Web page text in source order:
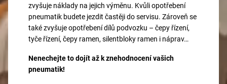
zvyšuje náklady na jejich výměnu. Kvůli opotřebení
pneumatik budete jezdit častěji do servisu. Zároveň se
také zvyšuje opotřebení dílů podvozku – čepy řízení,
tyče řízení, čepy ramen, silentbloky ramen i náprav…
Nenechejte to dojít až k znehodnocení vašich
pneumatik!